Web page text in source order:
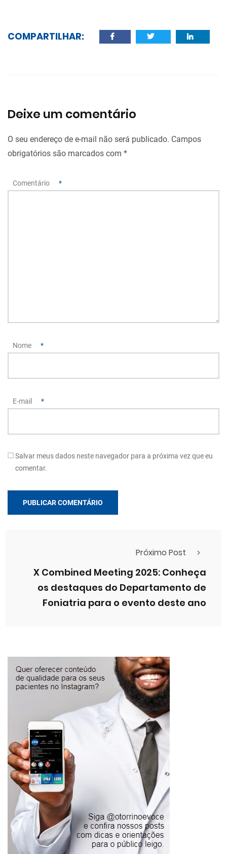
COMPARTILHAR:
Deixe um comentário
O seu endereço de e-mail não será publicado. Campos
obrigatórios são marcados com *
Comentário *
Nome *
E-mail *
Salvar meus dados neste navegador para a próxima vez que eu
comentar.
Próximo Post
X Combined Meeting 2025: Conheça
os destaques do Departamento de
Foniatria para o evento deste ano